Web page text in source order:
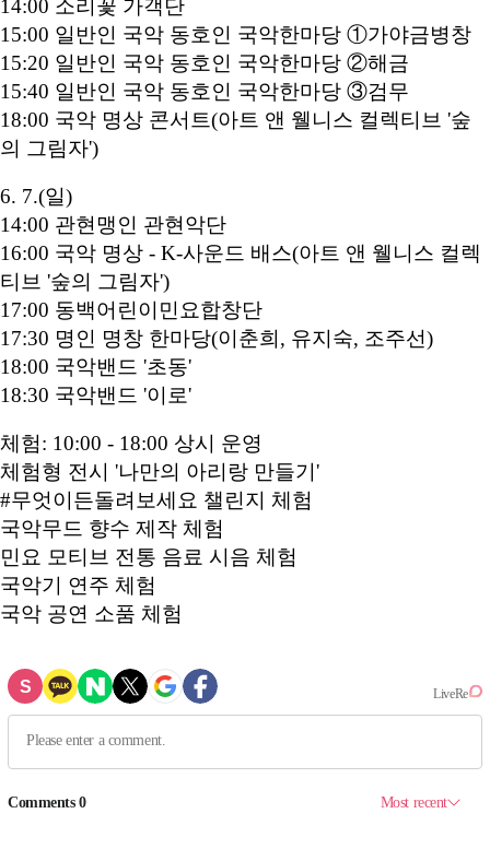
14:00 소리꽃 가객단
15:00 일반인 국악 동호인 국악한마당 ①가야금병창
15:20 일반인 국악 동호인 국악한마당 ②해금
15:40 일반인 국악 동호인 국악한마당 ③검무
18:00 국악 명상 콘서트(아트 앤 웰니스 컬렉티브 '숲
의 그림자')
6. 7.(일)
14:00 관현맹인 관현악단
16:00 국악 명상 - K-사운드 배스(아트 앤 웰니스 컬렉
티브 '숲의 그림자')
17:00 동백어린이민요합창단
17:30 명인 명창 한마당(이춘희, 유지숙, 조주선)
18:00 국악밴드 '초동'
18:30 국악밴드 '이로'
체험: 10:00 - 18:00 상시 운영
체험형 전시 '나만의 아리랑 만들기'
#무엇이든돌려보세요 챌린지 체험
국악무드 향수 제작 체험
민요 모티브 전통 음료 시음 체험
국악기 연주 체험
국악 공연 소품 체험